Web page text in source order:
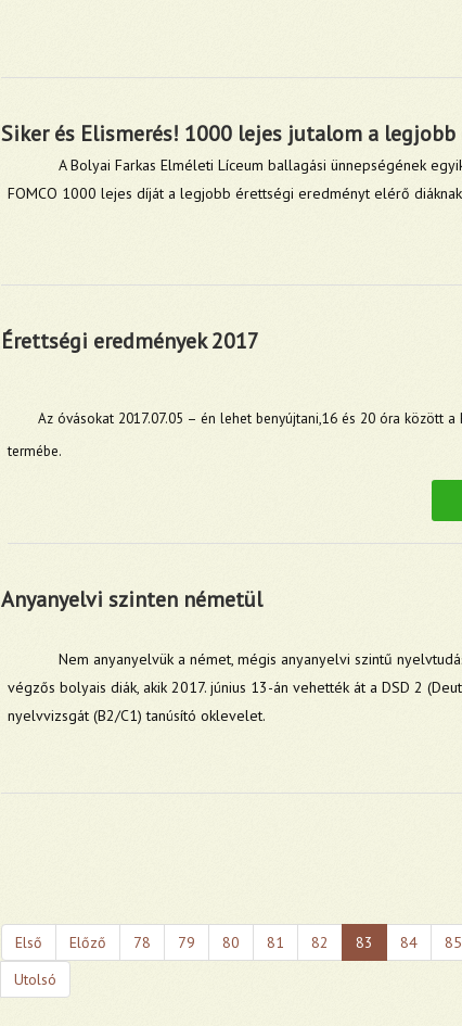
Siker és Elismerés! 1000 lejes jutalom a
A Bolyai Farkas Elméleti Líceum ballagási ünnepségének
FOMCO 1000 lejes díját a legjobb érettségi eredményt elérő
Érettségi eredmények 2017
Az óvásokat 2017.07.05 – én lehet benyújtani,16 és 20 óra között a
termébe.
Anyanyelvi szinten németül
Nem anyanyelvük a német, mégis anyanyelvi szintű
végzős bolyais diák, akik 2017. június 13-án vehették át a DSD 2
nyelvvizsgát (B2/C1) tanúsító oklevelet.
Első Előző 78 79 80 81 82 83 84 85
Utolsó